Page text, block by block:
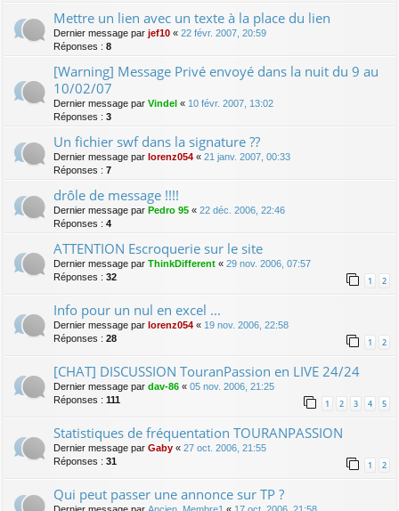
Mettre un lien avec un texte à la place du lien
Dernier message par jef10 « 22 févr. 2007, 20:59
Réponses : 8
[Warning] Message Privé envoyé dans la nuit du 9 au
10/02/07
Dernier message par Vindel « 10 févr. 2007, 13:02
Réponses : 3
Un fichier swf dans la signature ??
Dernier message par lorenz054 « 21 janv. 2007, 00:33
Réponses : 7
drôle de message !!!!
Dernier message par Pedro 95 « 22 déc. 2006, 22:46
Réponses : 4
ATTENTION Escroquerie sur le site
Dernier message par ThinkDifferent « 29 nov. 2006, 07:57
Réponses : 32 1 2
Info pour un nul en excel ...
Dernier message par lorenz054 « 19 nov. 2006, 22:58
Réponses : 28 1 2
[CHAT] DISCUSSION TouranPassion en LIVE 24/24
Dernier message par dav-86 « 05 nov. 2006, 21:25
Réponses : 111 1 2 3 4 5
Statistiques de fréquentation TOURANPASSION
Dernier message par Gaby « 27 oct. 2006, 21:55
Réponses : 31 1 2
Qui peut passer une annonce sur TP ?